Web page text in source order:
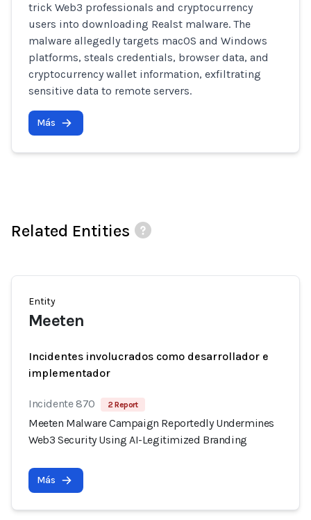
trick Web3 professionals and cryptocurrency
users into downloading Realst malware. The
malware allegedly targets macOS and Windows
platforms, steals credentials, browser data, and
cryptocurrency wallet information, exfiltrating
sensitive data to remote servers.
Más
Related Entities
Entity
Meeten
Incidentes involucrados como desarrollador e
implementador
Incidente 870 2 Report
Meeten Malware Campaign Reportedly Undermines
Web3 Security Using AI-Legitimized Branding
Más